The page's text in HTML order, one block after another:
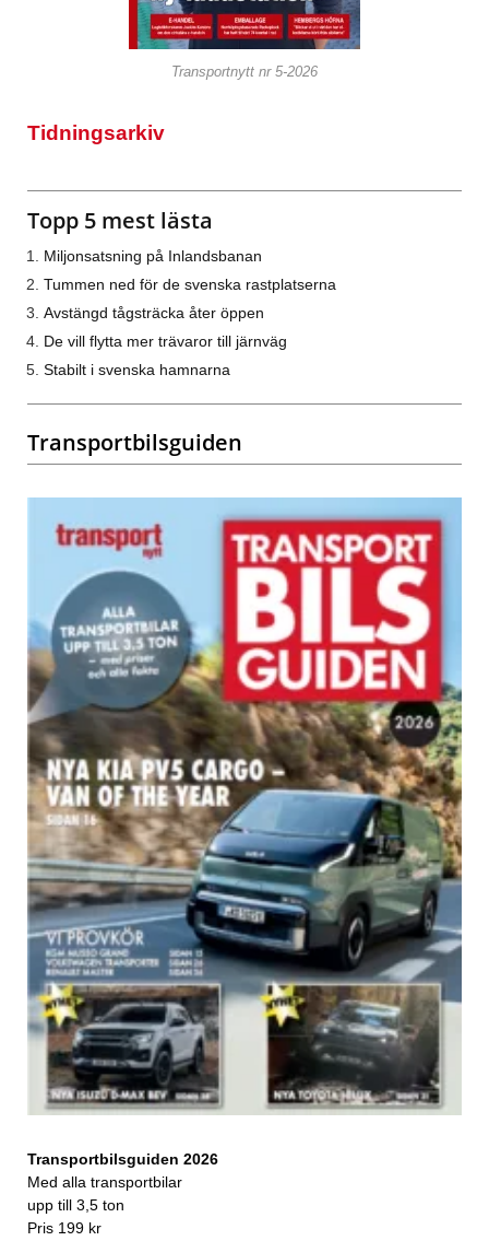
Transportnytt nr 5-2026
Tidningsarkiv
Topp 5 mest lästa
Miljonsatsning på Inlandsbanan
Tummen ned för de svenska rastplatserna
Avstängd tågsträcka åter öppen
De vill flytta mer trävaror till järnväg
Stabilt i svenska hamnarna
Transportbilsguiden
Transportbilsguiden 2026
Med alla transportbilar
upp till 3,5 ton
Pris 199 kr